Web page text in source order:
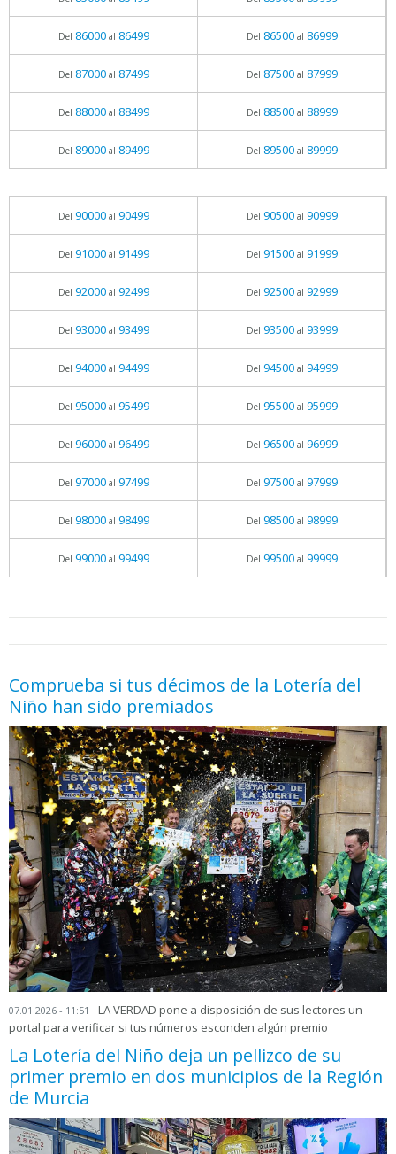
Del 86000al 86499 Del 86500al 86999
Del 87000al 87499 Del 87500al 87999
Del 88000al 88499 Del 88500al 88999
Del 89000al 89499 Del 89500al 89999
Del 90000al 90499 Del 90500al 90999
Del 91000al 91499 Del 91500al 91999
Del 92000al 92499 Del 92500al 92999
Del 93000al 93499 Del 93500al 93999
Del 94000al 94499 Del 94500al 94999
Del 95000al 95499 Del 95500al 95999
Del 96000al 96499 Del 96500al 96999
Del 97000al 97499 Del 97500al 97999
Del 98000al 98499 Del 98500al 98999
Del 99000al 99499 Del 99500al 99999
Comprueba si tus décimos de la Lotería del
Niño han sido premiados
07.01.2026 - 11:51
LA VERDAD pone a disposición de sus lectores un
portal para verificar si tus números esconden algún premio
La Lotería del Niño deja un pellizco de su
primer premio en dos municipios de la Región
de Murcia